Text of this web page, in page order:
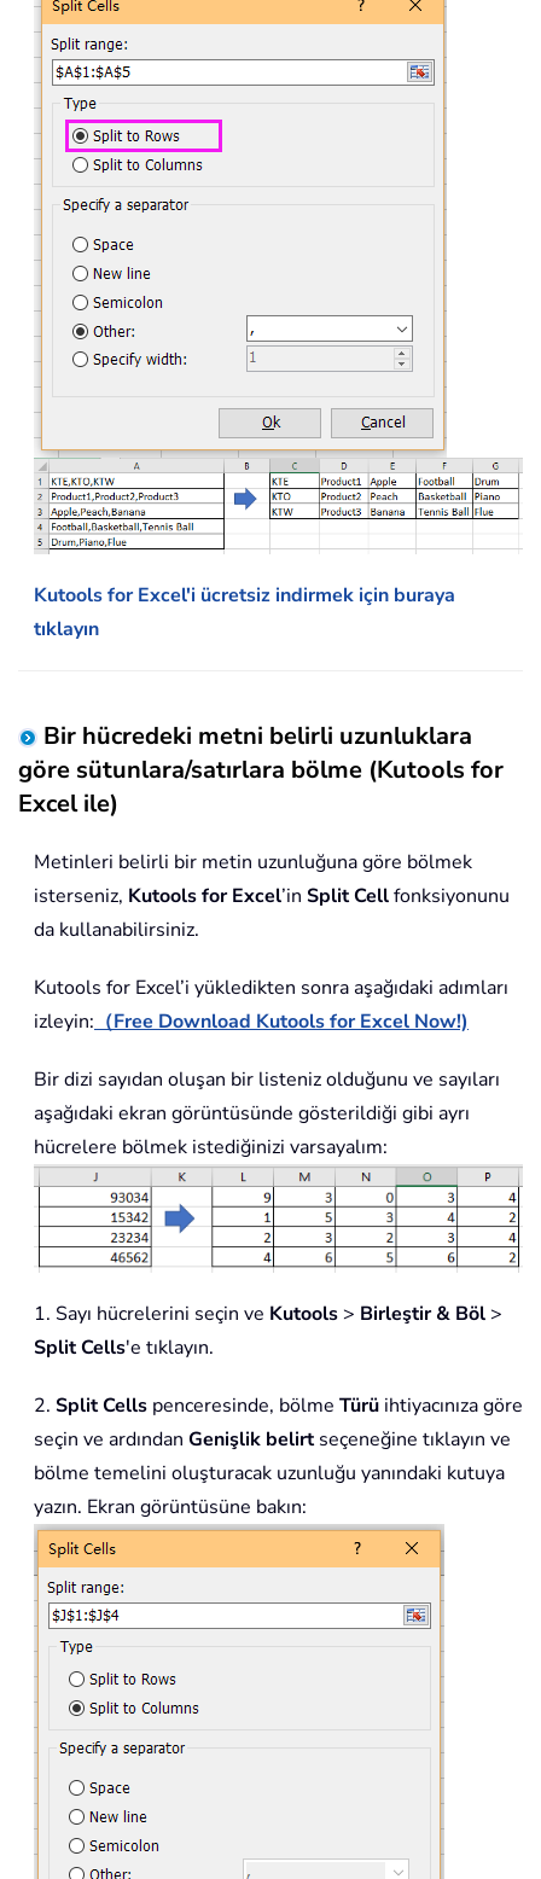
Kutools for Excel'i ücretsiz indirmek için buraya
tıklayın
Bir hücredeki metni belirli uzunluklara
göre sütunlara/satırlara bölme (Kutools for
Excel ile)
Metinleri belirli bir metin uzunluğuna göre bölmek
isterseniz, Kutools for Excel’in Split Cellfonksiyonunu
da kullanabilirsiniz.
Kutools for Excel’i yükledikten sonra aşağıdaki adımları
izleyin: （Free Download Kutools for Excel Now!)
Bir dizi sayıdan oluşan bir listeniz olduğunu ve sayıları
aşağıdaki ekran görüntüsünde gösterildiği gibi ayrı
hücrelere bölmek istediğinizi varsayalım:
1. Sayı hücrelerini seçin ve Kutools > Birleştir & Böl >
Split Cells'e tıklayın.
2. Split Cells penceresinde, bölme Türü ihtiyacınıza göre
seçin ve ardından Genişlik belirtseçeneğine tıklayın ve
bölme temelini oluşturacak uzunluğu yanındaki kutuya
yazın. Ekran görüntüsüne bakın: